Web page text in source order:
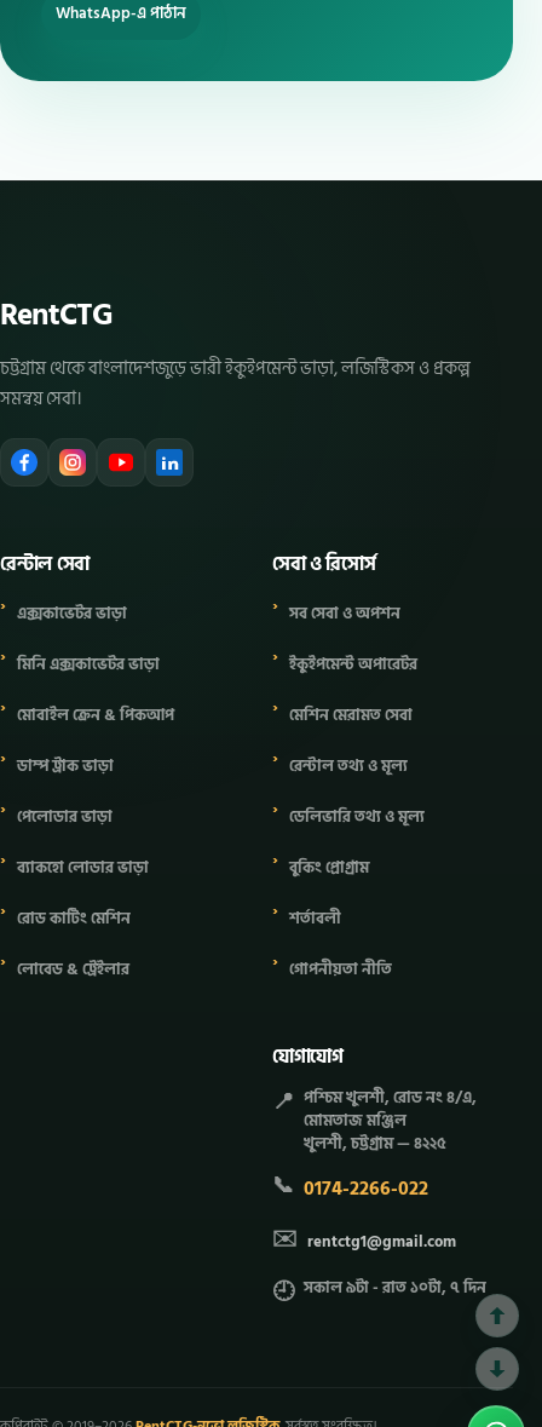
WhatsApp-এ পাঠান
RentCTG
চট্টগ্রাম থেকে বাংলাদেশজুড়ে ভারী ইকুইপমেন্ট ভাড়া, লজিস্টিকস ও প্রকল্প
সমন্বয় সেবা।
রেন্টাল সেবা
এক্সকাভেটর ভাড়া
মিনি এক্সকাভেটর ভাড়া
মোবাইল ক্রেন & পিকআপ
ডাম্প ট্রাক ভাড়া
পেলোডার ভাড়া
ব্যাকহো লোডার ভাড়া
রোড কাটিং মেশিন
লোবেড & ট্রেইলার
সেবা ও রিসোর্স
সব সেবা ও অপশন
ইকুইপমেন্ট অপারেটর
মেশিন মেরামত সেবা
রেন্টাল তথ্য ও মূল্য
ডেলিভারি তথ্য ও মূল্য
বুকিং প্রোগ্রাম
শর্তাবলী
গোপনীয়তা নীতি
যোগাযোগ
📍 পশ্চিম খুলশী, রোড নং ৪/এ,
মোমতাজ মঞ্জিল
খুলশী, চট্টগ্রাম — ৪২২৫
📞 0174-2266-022
✉️ rentctg1@gmail.com
🕘 সকাল ৯টা - রাত ১০টা, ৭ দিন